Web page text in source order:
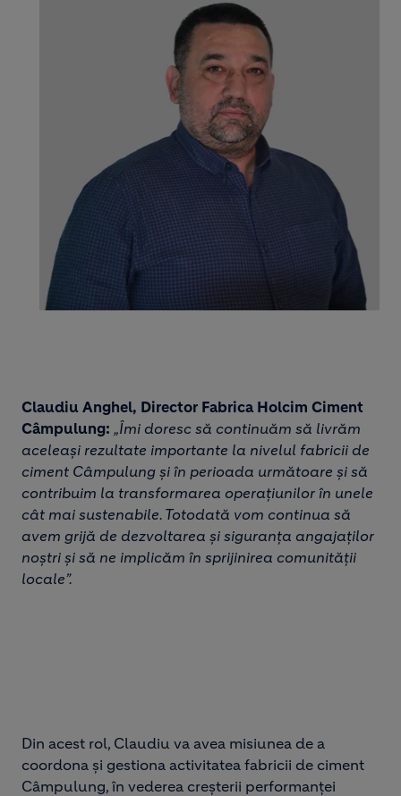
Claudiu Anghel, Director Fabrica Holcim Ciment
Câmpulung: „Îmi doresc să continuăm să livrăm
aceleași rezultate importante la nivelul fabricii de
ciment Câmpulung și în perioada următoare și să
contribuim la transformarea operațiunilor în unele
cât mai sustenabile. Totodată vom continua să
avem grijă de dezvoltarea și siguranța angajaților
noștri și să ne implicăm în sprijinirea comunității
locale”.
Din acest rol, Claudiu va avea misiunea de a
coordona și gestiona activitatea fabricii de ciment
Câmpulung, în vederea creșterii performanței